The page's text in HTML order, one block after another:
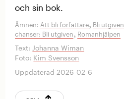
och sin bok.
Ämnen: Att bli författare, Bli utgiven
chanser: Bli utgiven, Romanhjälpen
Text: Johanna Wiman
Foto: Kim Svensson
Uppdaterad 2026-02-6